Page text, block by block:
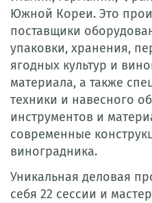
Южной Кореи. Это
поставщики
упаковки, хранения,
ягодных культур и
материала, а также
техники и навесного
инструментов и
современные
виноградника.
Уникальная деловая
себя 22 сессии и